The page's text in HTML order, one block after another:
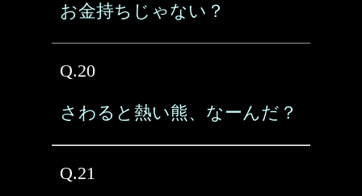
お金持ちじゃない？
Q.20
さわると熱い熊、なーんだ？
Q.21